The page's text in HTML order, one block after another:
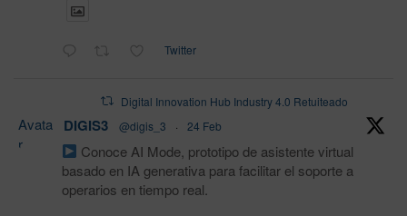
Twitter
Digital Innovation Hub Industry 4.0 Retuiteado
Avata
r
DIGIS3 @digis_3 · 24 Feb
Conoce AI Mode, prototipo de asistente virtual
basado en IA generativa para facilitar el soporte a
operarios en tiempo real.